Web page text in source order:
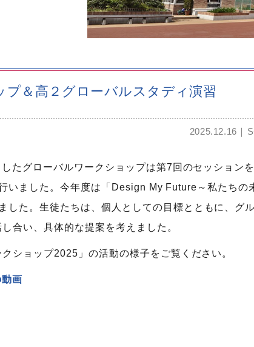
＆高２グローバルスタディ演習
2025.12.16
たグローバルワークショップは第7回のセッションを
いました。今年度は「Design My Future～私たちの
した。生徒たちは、個人としての目標とともに、グ
合い、具体的な提案を考えました。
ショップ2025」の活動の様子をご覧ください。
画